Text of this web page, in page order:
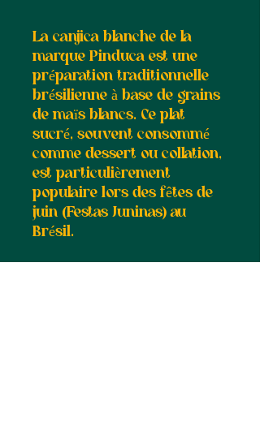
La canjica blanche de la
marque Pinduca est une
préparation traditionnelle
brésilienne à base de grains
de maïs blancs. Ce plat
sucré, souvent consommé
comme dessert ou collation,
est particulièrement
populaire lors des fêtes de
juin (Festas Juninas) au
Brésil.